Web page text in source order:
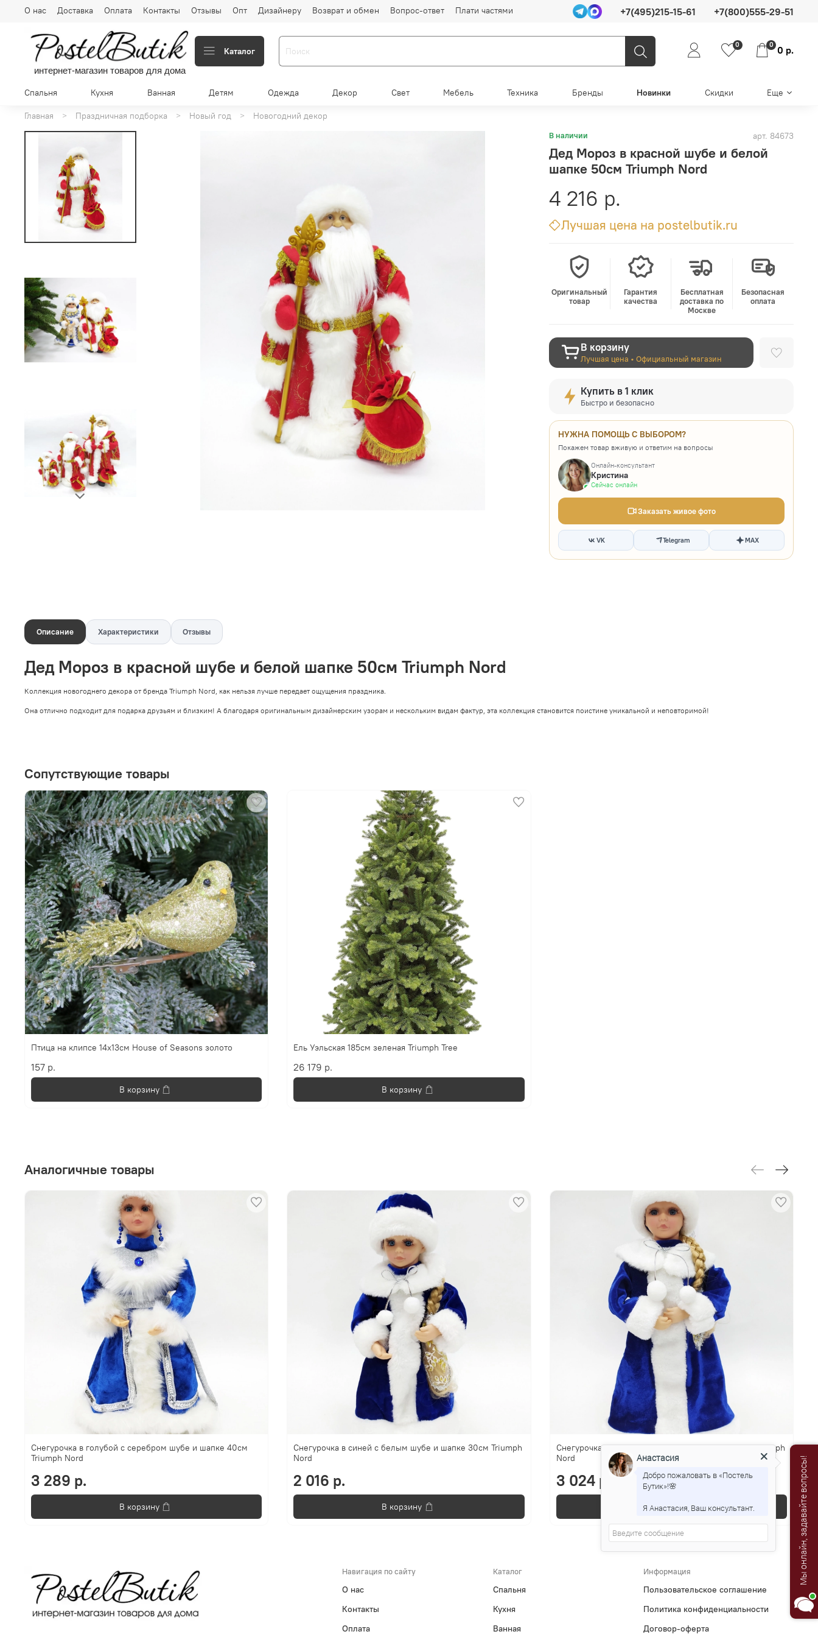
О нас Доставка Оплата Контакты Отзывы Опт Дизайнеру Возврат и обмен Вопрос-ответ Плати частями +7(495)215-15-61 +7(800)555-29-51
интернет-магазин товаров для дома
Каталог
0 0 0 р.
Спальня Кухня Ванная Детям Одежда Декор Свет Мебель Техника Бренды Новинки Скидки Еще
Главная Праздничная подборка Новый год Новогодний декор
В наличии арт. 84673
Дед Мороз в красной шубе и белой
шапке 50см Triumph Nord
4 216 р.
Лучшая цена на postelbutik.ru
Оригинальный
товар
Гарантия
качества
Бесплатная
доставка по
Москве
Безопасная
оплата
В корзину
Лучшая цена • Официальный магазин
Купить в 1 клик
Быстро и безопасно
НУЖНА ПОМОЩЬ С ВЫБОРОМ?
Покажем товар вживую и ответим на вопросы
Онлайн-консультант
Кристина
Сейчас онлайн
Заказать живое фото
VK Telegram MAX
Описание Характеристики Отзывы
Дед Мороз в красной шубе и белой шапке 50см Triumph Nord
Коллекция новогоднего декора от бренда Triumph Nord, как нельзя лучше передает ощущения праздника.
Она отлично подходит для подарка друзьям и близким! А благодаря оригинальным дизайнерским узорам и нескольким видам фактур, эта коллекция становится поистине уникальной и неповторимой!
Сопутствующие товары
Птица на клипсе 14х13см House of Seasons золото
157 р.
В корзину
Ель Уэльская 185см зеленая Triumph Tree
26 179 р.
В корзину
Аналогичные товары
Снегурочка в голубой с серебром шубе и шапке 40см
Triumph Nord
3 289 р.
В корзину
Снегурочка в синей с белым шубе и шапке 30см Triumph
Nord
2 016 р.
В корзину
Снегурочка в синей с белым шубе и шапке 40см Triumph
Nord
3 024 р.
В корзину
Навигация по сайту
О нас
Контакты
Оплата
Каталог
Спальня
Кухня
Ванная
Информация
Пользовательское соглашение
Политика конфиденциальности
Договор-оферта
Мы онлайн, задавайте вопросы!
Анастасия
Добро пожаловать в «Постель
Бутик»!🌸
Я Анастасия, Ваш консультант.